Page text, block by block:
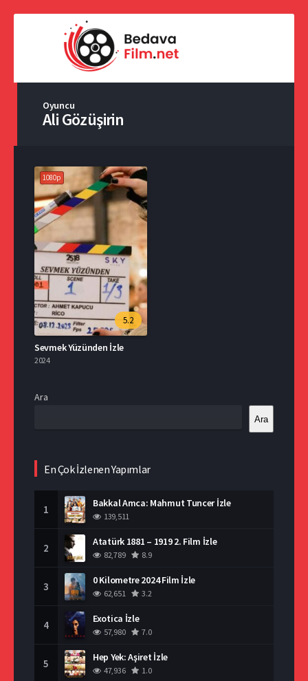
Oyuncu
Ali Gözüşirin
1080p
5.2
Sevmek Yüzünden İzle
2024
Ara
Ara
En Çok İzlenen Yapımlar
1 Bakkal Amca: Mahmut Tuncer İzle
139,511
2 Atatürk 1881 – 1919 2. Film İzle
82,789 8.9
3 0 Kilometre 2024 Film İzle
62,651 3.2
4 Exotica İzle
57,980 7.0
5 Hep Yek: Aşiret İzle
47,936 1.0